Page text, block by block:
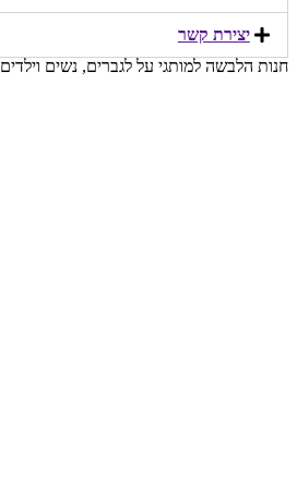
יצירת קשר​
חנות הלבשה למותגי על לגברים, נשים וילדים